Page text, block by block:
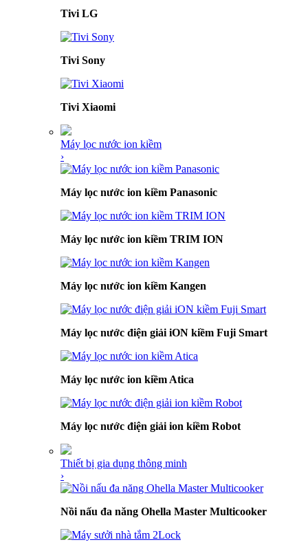
Tivi LG
Tivi Sony
Tivi Xiaomi
Máy lọc nước ion kiềm
›
Máy lọc nước ion kiềm Panasonic
Máy lọc nước ion kiềm TRIM ION
Máy lọc nước ion kiềm Kangen
Máy lọc nước điện giải iON kiềm Fuji Smart
Máy lọc nước ion kiềm Atica
Máy lọc nước điện giải ion kiềm Robot
Thiết bị gia dụng thông minh
›
Nồi nấu đa năng Ohella Master Multicooker